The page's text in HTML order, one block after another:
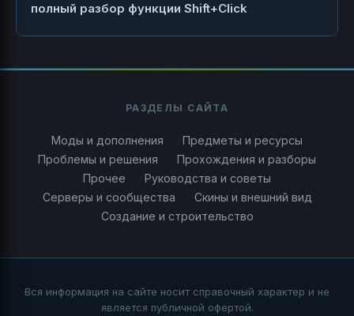
полный разбор функции Shift+Click
РАЗДЕЛЫ САЙТА
Моды и дополнения
Предметы и ресурсы
Проблемы и решения
Прохождения и разборы
Прочее
Руководства и советы
Серверы и сообщества
Скины и внешний вид
Создание и строительство
Вся информация на сайте носит справочный характер и не
является публичной офертой.